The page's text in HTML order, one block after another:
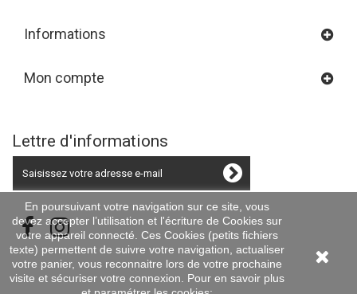
Informations
Mon compte
Lettre d'informations
En poursuivant votre navigation sur ce site, vous
devez accepter l’utilisation et l'écriture de Cookies sur
votre appareil connecté. Ces Cookies (petits fichiers
texte) permettent de suivre votre navigation, actualiser
votre panier, vous reconnaitre lors de votre prochaine
visite et sécuriser votre connexion. Pour en savoir plus